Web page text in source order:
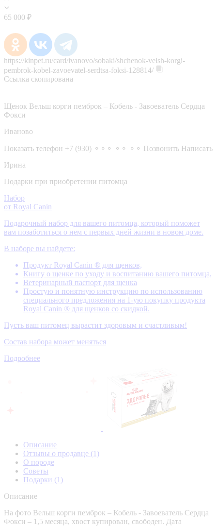
65 000 ₽
https://kinpet.ru/card/ivanovo/sobaki/shchenok-velsh-korgi-
pembrok-kobel-zavoevatel-serdtsa-foksi-128814/
Ссылка скопирована
Щенок Вельш корги пемброк – Кобель - Завоеватель Сердца
Фокси
Иваново
Показать телефон +7 (930) ⚬⚬⚬ ⚬⚬ ⚬⚬ Позвонить Написать
Ирина
Подарки при приобретении питомца
Набор
от Royal Canin
Подарочный набор для вашего питомца, который поможет
вам позаботиться о нем с первых дней жизни в новом доме.
В наборе вы найдете:
Продукт Royal Canin ® для щенков,
Книгу о щенке по уходу и воспитанию вашего питомца,
Ветеринарный паспорт для щенка
Простую и понятную инструкцию по использованию
специального предложения на 1-ую покупку продукта
Royal Canin ® для щенков со скидкой.
Пусть ваш питомец вырастит здоровым и счастливым!
Состав набора может меняться
Подробнее
Описание
Отзывы о продавце (1)
О породе
Советы
Подарки (1)
Описание
На фото Вельш корги пемброк – Кобель - Завоеватель Сердца
Фокси – 1,5 месяца, хвост купирован, свободен. Дата